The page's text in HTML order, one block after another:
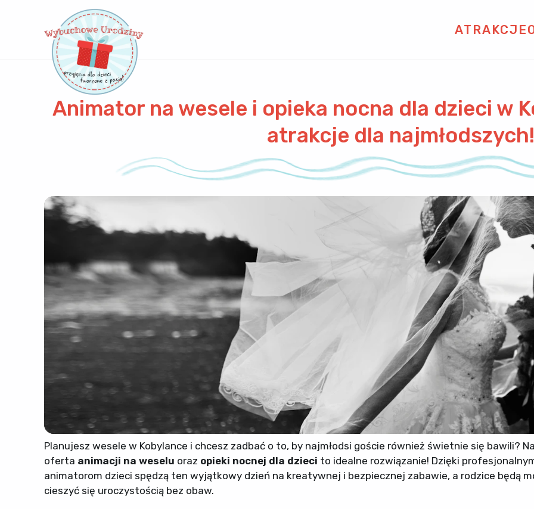
ATRAKCJE
Animator na wesele i opieka nocna dla dzieci w
atrakcje dla najmłodszych!
Planujesz wesele w Kobylance i chcesz zadbać o to, by najmłodsi goście również świetnie się bawili?
oferta animacji na weselu oraz opieki nocnej dla dzieci to idealne rozwiązanie! Dzięki
animatorom dzieci spędzą ten wyjątkowy dzień na kreatywnej i bezpiecznej zabawie, a rodzice będą
cieszyć się uroczystością bez obaw.